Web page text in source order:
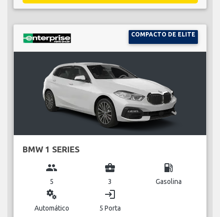
COMPACTO DE ELITE
BMW 1 SERIES
group
5
business_center
3
local_gas_station
Gasolina
miscellaneous_services
Automático
login
5 Porta